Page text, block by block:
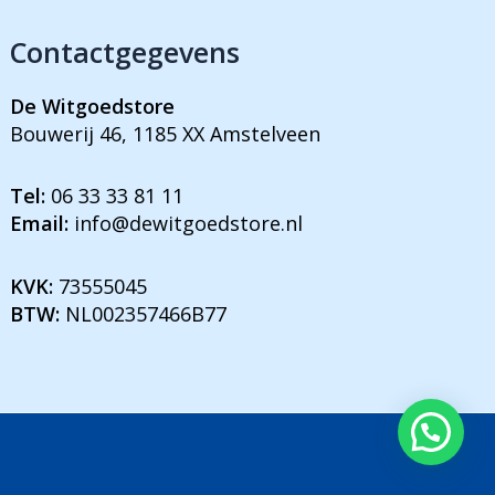
Contactgegevens
De Witgoedstore
Bouwerij 46, 1185 XX Amstelveen
Tel: 06 33 33 81 11
Email: info@dewitgoedstore.nl
KVK: 73555045
BTW: NL002357466B77